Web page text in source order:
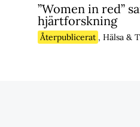
”Women in red”
hjärtforskning
Återpublicerat , Hälsa &